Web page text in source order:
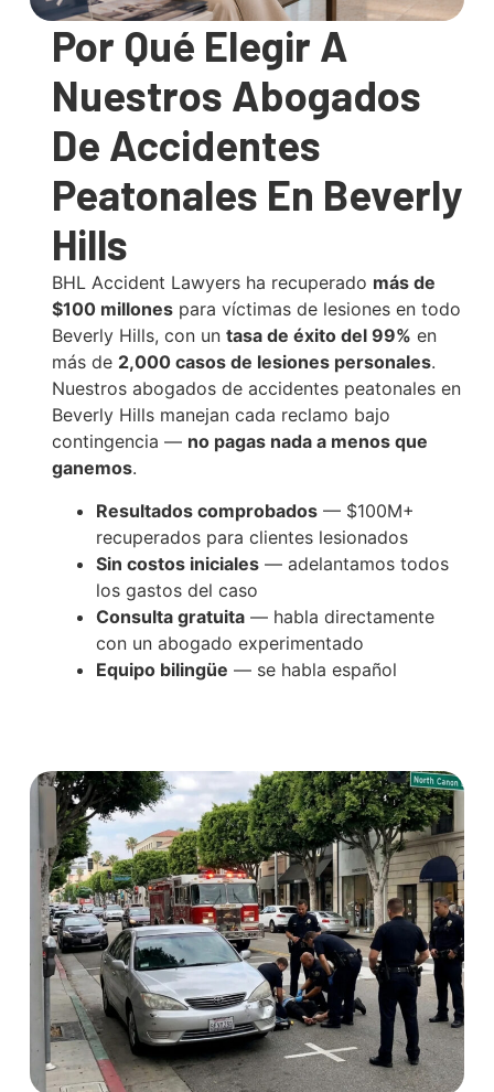
Por Qué Elegir A
Nuestros Abogados
De Accidentes
Peatonales En Beverly
Hills
BHL Accident Lawyers ha recuperado más de
$100 millonespara víctimas de lesiones en todo
Beverly Hills, con un tasa de éxito del 99% en
más de 2,000 casos de lesiones personales.
Nuestros abogados de accidentes peatonales en
Beverly Hills manejan cada reclamo bajo
contingencia — no pagas nada a menos que
ganemos.
Resultados comprobados— $100M+
recuperados para clientes lesionados
Sin costos iniciales— adelantamos todos
los gastos del caso
Consulta gratuita— habla directamente
con un abogado experimentado
Equipo bilingüe — se habla español